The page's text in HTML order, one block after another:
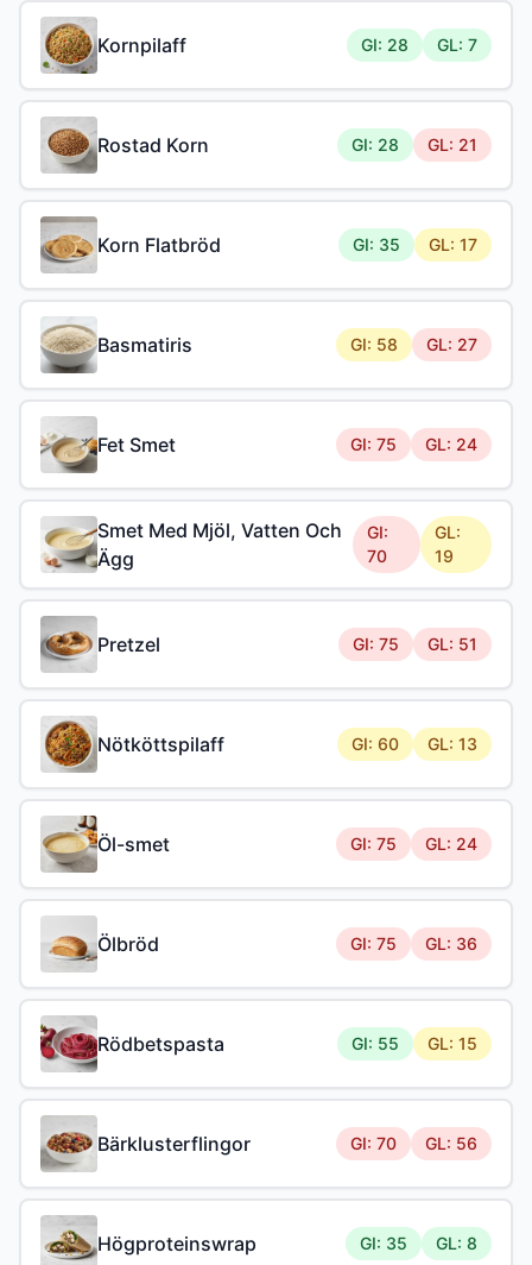
Kornpilaff GI: 28 GL: 7
Rostad Korn GI: 28 GL: 21
Korn Flatbröd GI: 35 GL: 17
Basmatiris GI: 58 GL: 27
Fet Smet GI: 75 GL: 24
Smet Med Mjöl, Vatten Och
Ägg
GI:
70
GL:
19
Pretzel GI: 75 GL: 51
Nötköttspilaff GI: 60 GL: 13
Öl-smet GI: 75 GL: 24
Ölbröd GI: 75 GL: 36
Rödbetspasta GI: 55 GL: 15
Bärklusterflingor GI: 70 GL: 56
Högproteinswrap GI: 35 GL: 8